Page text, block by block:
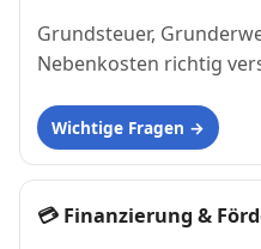
Grundsteuer,
Nebenkosten richtig
Wichtige Fragen
💳 Finanzierung &